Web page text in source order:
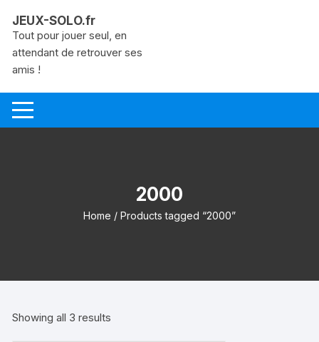
contenu
JEUX-SOLO.fr
Tout pour jouer seul, en
attendant de retrouver ses
amis !
2000
Home / Products tagged “2000”
Showing all 3 results